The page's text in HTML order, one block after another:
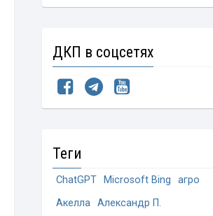
ДКП в соцсетях
Теги
ChatGPT Microsoft Bing
агро
Акелла Александр П.